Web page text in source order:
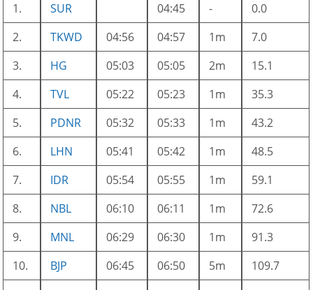
1.
SUR 04:45 -
0.0
2.
TKWD 04:56 04:57 1m
7.0
3.
HG 05:03 05:05 2m
15.1
4.
TVL 05:22 05:23 1m
35.3
5.
PDNR 05:32 05:33 1m
43.2
6.
LHN 05:41 05:42 1m
48.5
7.
IDR 05:54 05:55 1m
59.1
8.
NBL 06:10 06:11 1m
72.6
9.
MNL 06:29 06:30 1m
91.3
10.
BJP 06:45 06:50 5m
109.7